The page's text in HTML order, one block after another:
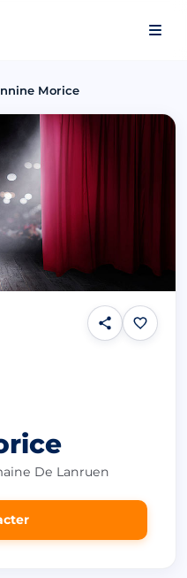
Morice
De Lanruen